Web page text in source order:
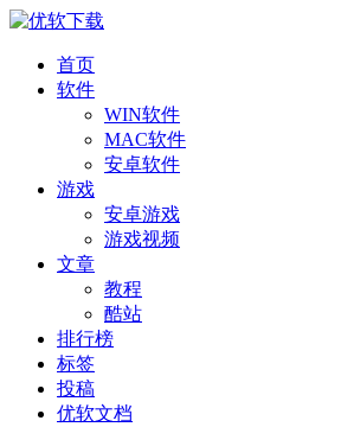
首页
软件
WIN软件
MAC软件
安卓软件
游戏
安卓游戏
游戏视频
文章
教程
酷站
排行榜
标签
投稿
优软文档